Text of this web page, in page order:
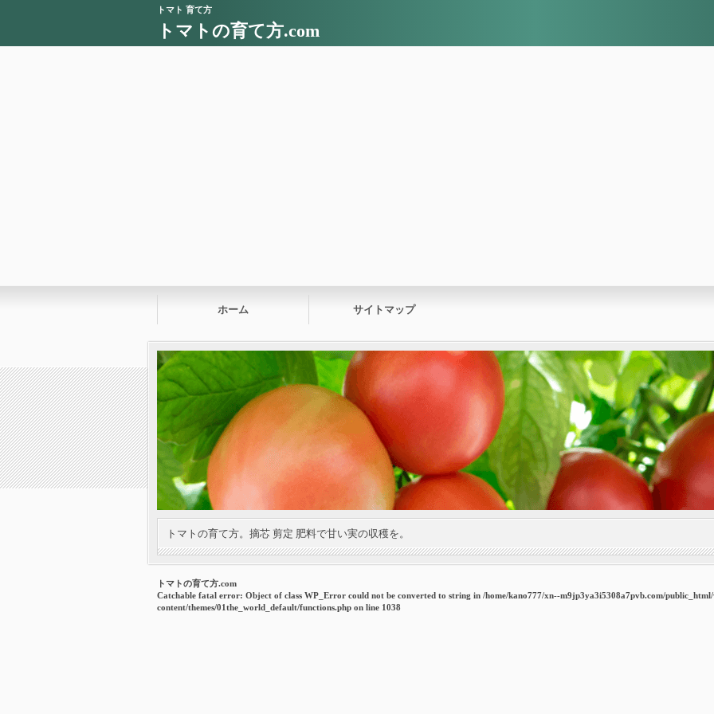
トマト 育て方
トマトの育て方.com
ホーム サイトマップ
トマトの育て方。摘芯 剪定 肥料で甘い実の収穫を。
トマトの育て方.com
Catchable fatal error: Object of class WP_Error could not be converted to string in /home/kano777/xn--m9jp3ya3i5308a7pvb.com/
content/themes/01the_world_default/functions.php on line 1038